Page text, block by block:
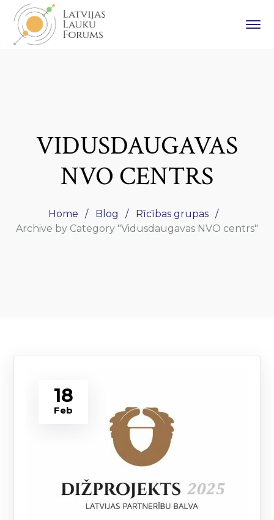
VIDUSDAUGAVAS
NVO CENTRS
Home Blog
Rīcības grupas
Archive by Category "Vidusdaugavas NVO centrs"
18
Feb